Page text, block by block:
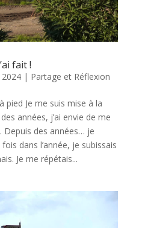
fait !
| Partage et Réflexion
pied Je me suis mise à la
années, j’ai envie de me
Depuis des années… je
dans l’année, je subissais
Je me répétais...